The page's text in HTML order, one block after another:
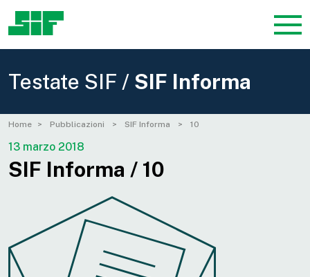
Testate SIF / SIF Informa
Home Pubblicazioni SIF Informa 10
13 marzo 2018
SIF Informa / 10